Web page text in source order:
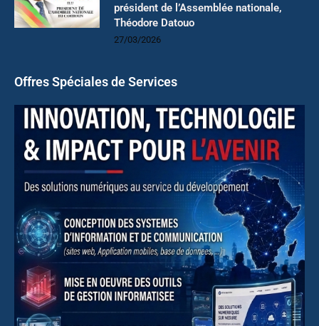
président de l’Assemblée nationale,
Théodore Datouo
27/03/2026
Offres Spéciales de Services